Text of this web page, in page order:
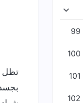
معرفة عمل الله
تظل